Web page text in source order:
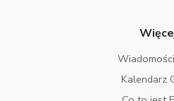
Kalendarz